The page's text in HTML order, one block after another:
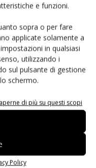
e funzioni.
sopra o per fare
applicate solamente a
in qualsiasi
utilizzando i
sul pulsante di gestione
schermo.
di più su questi scopi
Policy